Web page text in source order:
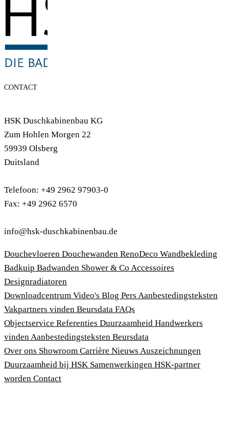
CONTACT
HSK Duschkabinenbau KG
Zum Hohlen Morgen 22
59939 Olsberg
Duitsland
Telefoon: +49 2962 97903-0
Fax: +49 2962 6570
info@hsk-duschkabinenbau.de
Douchevloeren Douchewanden RenoDeco Wandbekleding
Badkuip Badwanden Shower & Co Accessoires
Designradiatoren
Downloadcentrum Video's Blog Pers Aanbestedingsteksten
Vakpartners vinden Beursdata FAQs
Objectservice Referenties Duurzaamheid Handwerkers
vinden Aanbestedingsteksten Beursdata
Over ons Showroom Carrière Nieuws Auszeichnungen
Duurzaamheid bij HSK Samenwerkingen HSK-partner
worden Contact